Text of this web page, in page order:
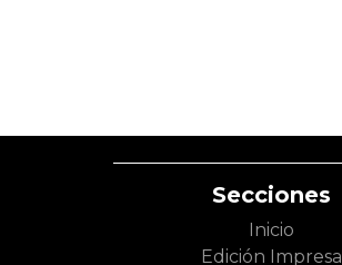
Secciones
Inicio
Edición Impresa